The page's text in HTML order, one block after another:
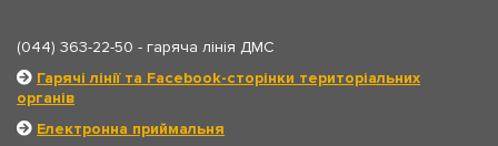
(044) 363-22-50 - гаряча лінія ДМС
Гарячі лінії та Facebook-сторінки територіальних
органів
Електронна приймальня